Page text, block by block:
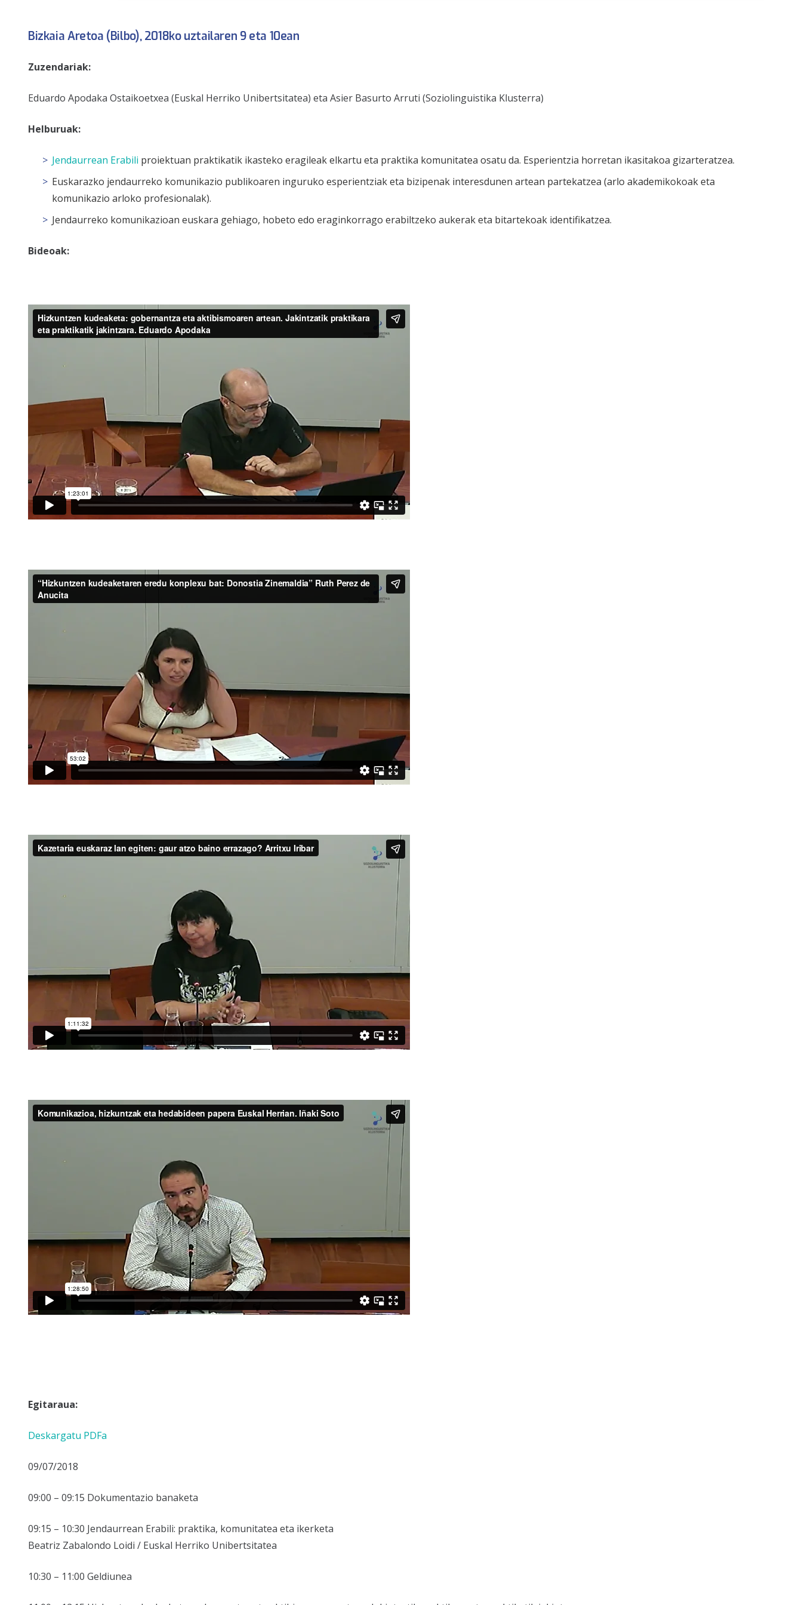
Bizkaia Aretoa (Bilbo), 2018ko uztailaren 9 eta 10ean
Zuzendariak:
Eduardo Apodaka Ostaikoetxea (Euskal Herriko Unibertsitatea) eta Asier Basurto Arruti (Soziolinguistika Klusterra)
Helburuak:
Jendaurrean Erabili proiektuan praktikatik ikasteko eragileak elkartu eta praktika komunitatea osatu da. Esperientzia horretan ikasitakoa gizarteratzea.
Euskarazko jendaurreko komunikazio publikoaren inguruko esperientziak eta bizipenak interesdunen artean partekatzea (arlo akademikokoak eta
komunikazio arloko profesionalak).
Jendaurreko komunikazioan euskara gehiago, hobeto edo eraginkorrago erabiltzeko aukerak eta bitartekoak identifikatzea.
Bideoak:
Egitaraua:
Deskargatu PDFa
09/07/2018
09:00 – 09:15 Dokumentazio banaketa
09:15 – 10:30 Jendaurrean Erabili: praktika, komunitatea eta ikerketa
Beatriz Zabalondo Loidi / Euskal Herriko Unibertsitatea
10:30 – 11:00 Geldiunea